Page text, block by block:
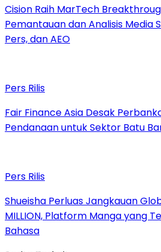
Cision Raih MarTech
Pemantauan dan Analisis Media
Pers, dan AEO
Pers Rilis
Fair Finance Asia Desak
Pendanaan untuk Sektor Batu
Pers Rilis
Shueisha Perluas Jangkauan
MILLION, Platform Manga yang
Bahasa